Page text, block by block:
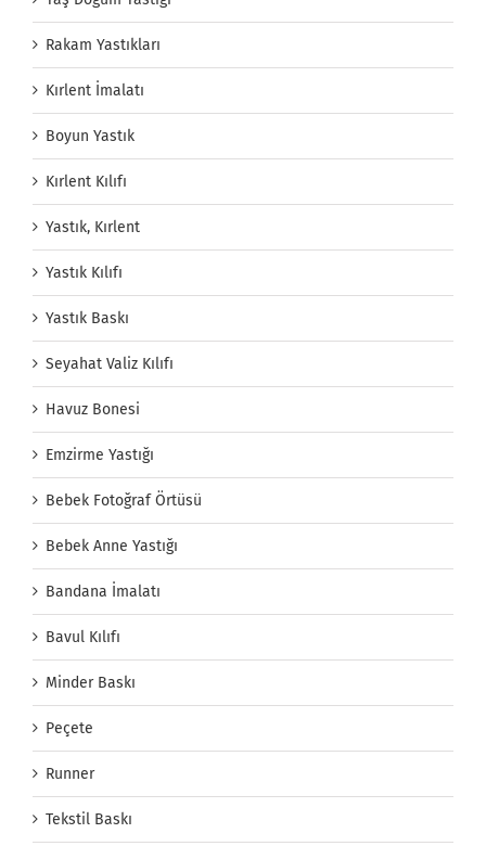
Rakam Yastıkları
Kırlent İmalatı
Boyun Yastık
Kırlent Kılıfı
Yastık, Kırlent
Yastık Kılıfı
Yastık Baskı
Seyahat Valiz Kılıfı
Havuz Bonesi
Emzirme Yastığı
Bebek Fotoğraf Örtüsü
Bebek Anne Yastığı
Bandana İmalatı
Bavul Kılıfı
Minder Baskı
Peçete
Runner
Tekstil Baskı